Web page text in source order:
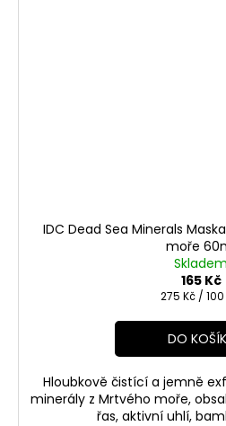
IDC Dead Sea Minerals
moře
Skladem
165 Kč
Měrná
275 Kč /
DO
Hloubkově čistící a jemně
minerály z Mrtvého moře,
řas, aktivní uhlí,